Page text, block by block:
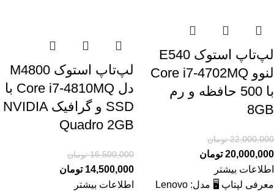
لپ‌تاپ استوک E540
لنوو Core i7-4702MQ
با 500 حافظه و رم
8GB
22,000,000 تومان
20,000,000 تومان
اطلاعات بیشتر
معرفی لپتاپ 🖥️ مدل: Lenovo
لپ‌تاپ استوک M4800
دل Core i7-4810MQ با
SSD و گرافیک NVIDIA
Quadro 2GB
16,500,000 تومان
14,500,000 تومان
اطلاعات بیشتر